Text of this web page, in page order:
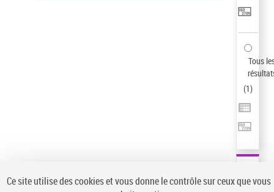
Tous
(1)
Ce site utilise des cookies et vous donne le contrôle sur ceux que vous